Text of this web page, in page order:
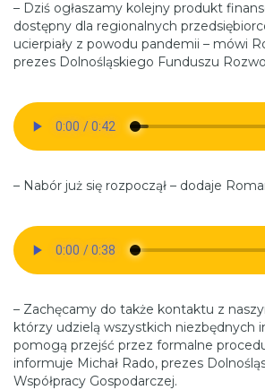
– Dziś ogłaszamy kolejny produkt
dostępny dla regionalnych
ucierpiały z powodu pandemii – mówi
prezes Dolnośląskiego Funduszu
– Nabór już się rozpoczął – dodaje
– Zachęcamy do także kontaktu z
którzy udzielą wszystkich niezbędnych
pomogą przejść przez formalne
informuje Michał Rado, prezes
Współpracy Gospodarczej.